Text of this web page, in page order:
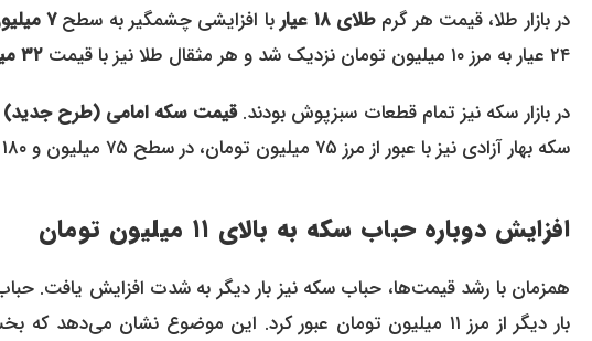
در بازار طلا، قیمت هر گرمطلای ۱۸ عیار با افزایشی چشمگیر به سطح۷ میلیون و ۵۲۴ هزار تومان
۲۴ عیار به مرز ۱۰ میلیون تومان نزدیک شد و هر مثقال طلا نیز با قیمت
۳۲ میلیون و ۵۴۱ هزار تومان
در بازار سکه نیز تمام قطعات سبزپوش بودند.قیمت سکه امامی (طرح جدید)
سکه بهار آزادی نیز با عبور از مرز ۷۵ میلیون تومان، در سطح ۷۵ میلیون و ۱۸۰ هزار تومان معامله شد.
افزایش دوباره حباب سکه به بالای ۱۱ میلیون تومان
همزمان با رشد قیمت‌ها، حباب سکه نیز بار دیگر به شدت افزایش یافت.
بار دیگر از مرز ۱۱ میلیون تومان عبور کرد. این موضوع نشان